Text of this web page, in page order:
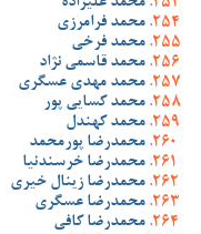
محمد علیزاده
محمد فرامرزی
محمد فرخی
محمد قاسمی نژاد
محمد مهدی عسگری
محمد کسایی پور
محمد کهندل
محمدرضا پورمحمد
محمدرضا خرسندنیا
محمدرضا زینال خیری
محمدرضا عسگری
محمدرضا کافی